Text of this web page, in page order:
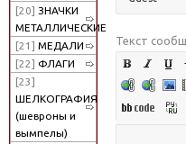
[20] ЗНАЧКИ
МЕТАЛЛИЧЕСКИЕ
[21] МЕДАЛИ
[22] ФЛАГИ
[23]
ШЕЛКОГРАФИЯ
(шевроны и
вымпелы)
Текст